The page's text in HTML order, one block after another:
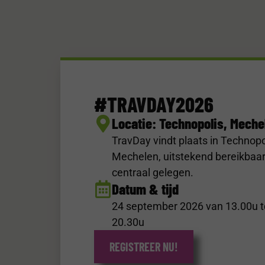
#TRAVDAY2026
Locatie: Technopolis,
TravDay vindt plaats in
Mechelen, uitstekend
centraal gelegen.
Datum & tijd
24 september 2026 van 13.00u
20.30u
REGISTREER NU!